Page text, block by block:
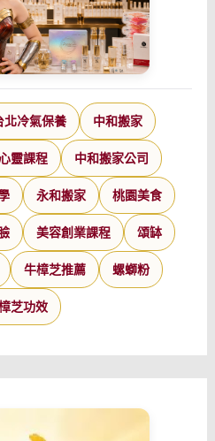
北冷氣保養 中和搬家
靈課程 中和搬家公司
永和搬家 桃園美食
美容創業課程 頌缽
牛樟芝推薦 螺螄粉
芝功效